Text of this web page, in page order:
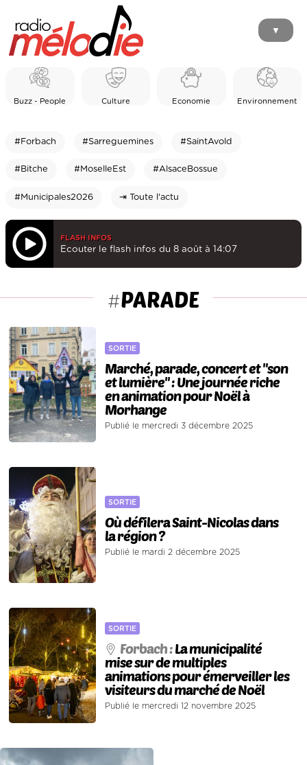
▼
Buzz - People Culture Economie Environnement
#Forbach #Sarreguemines #SaintAvold
#Bitche #MoselleEst #AlsaceBossue
#Municipales2026 ⇥ Toute l'actu
FLASH INFOS
Ecouter le flash infos du 8 août à 14:07
#PARADE
SORTIE
Marché, parade, concert et "son
et lumière" : Une journée riche
en animation pour Noël à
Morhange
Publié le mercredi 3 décembre 2025
SORTIE
Où défilera Saint-Nicolas dans
la région ?
Publié le mardi 2 décembre 2025
SORTIE
Forbach :La municipalité
mise sur de multiples
animations pour émerveiller les
visiteurs du marché de Noël
Publié le mercredi 12 novembre 2025